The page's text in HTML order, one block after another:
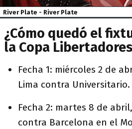
River Plate - River Plate
¿Cómo quedó el
la Copa
Fecha 1: miércoles 2 de
Lima contra Universitario.
Fecha 2: martes 8 de
contra Barcelona en el